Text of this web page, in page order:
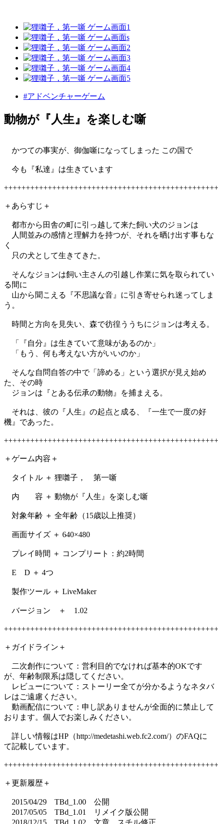
#アドベンチャーゲーム
動物が『人生』を楽しむ噺
かつての事実が、御伽噺になってしまった この国で
今も『私達』は生きています
＋あらすじ＋
都市から田舎の町に引っ越して来た飼い犬のジョンは
人間並みの感情と理解力を持つが、それを晒け出す事もな
く
只の犬として生きてきた。
そんなジョンは飼い主さんの引越し作業に気を取られてい
る間に
山から聞こえる『不思議な音』に引き寄せられ迷ってしま
う。
時間と方向を見失い、森で彷徨ううちにジョンは考える。
「『自分』は生きていて意味があるのか」
「もう、何も考えない方がいいのか」
そんな自問自答の中で「諦める」という選択が見え始め
た、その時
ジョンは『とある伝承の動物』を捕まえる。
それは、彼の『人生』の起点と成る、『一生で一度の好
機』であった。
＋ゲーム内容＋
タイトル ＋ 狸囃子， 第一噺
内 容 ＋ 動物が『人生』を楽しむ噺
対象年齢 ＋ 全年齢（15歳以上推奨）
画面サイズ ＋ 640×480
プレイ時間 ＋ コンプリート：約2時間
E D ＋ 4つ
製作ツール ＋ LiveMaker
バージョン ＋ 1.02
＋ガイドライン＋
二次創作について：営利目的でなければ基本的OKです
が、年齢制限系は隠してください。
レビューについて：ストーリー全てが分かるようなネタバ
レはご遠慮ください。
動画配信について：申し訳ありませんが全面的に禁止して
おります。個人でお楽しみください。
詳しい情報はHP（http://medetashi.web.fc2.com/）のFAQに
て記載しています。
＋更新履歴＋
2015/04/29 TBd_1.00 公開
2017/05/05 TBd_1.01 リメイク版公開
2018/12/15 TBd_1.02 文章、スチル修正